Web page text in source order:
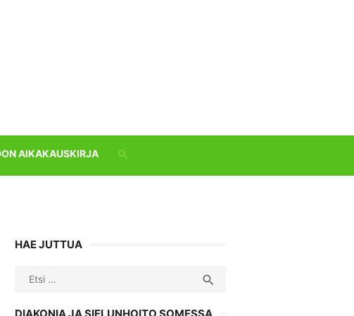
AIKAKAUSKIRJA
HAE JUTTUA
Search
